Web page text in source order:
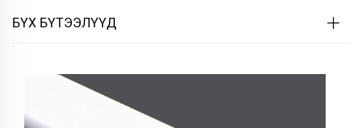
БҮХ БҮТЭЭЛҮҮД